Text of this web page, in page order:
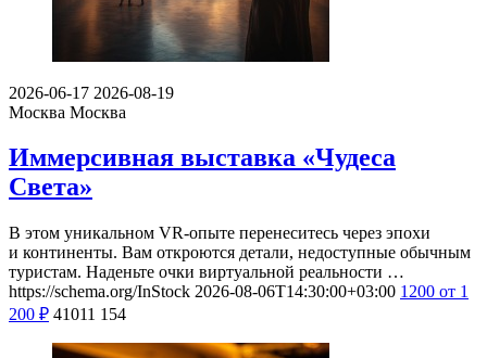
2026-06-17 2026-08-19
Москва Москва
Иммерсивная выставка «Чудеса
Света»
В этом уникальном VR-опыте перенеситесь через эпохи
и континенты. Вам откроются детали, недоступные обычным
туристам. Наденьте очки виртуальной реальности …
https://schema.org/InStock 2026-08-06T14:30:00+03:00 1200 от 1
200 ₽ 41011 154